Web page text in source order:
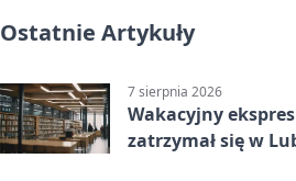
Ostatnie Artykuły
7 sierpnia 2026
Wakacyjny
zatrzymał się w